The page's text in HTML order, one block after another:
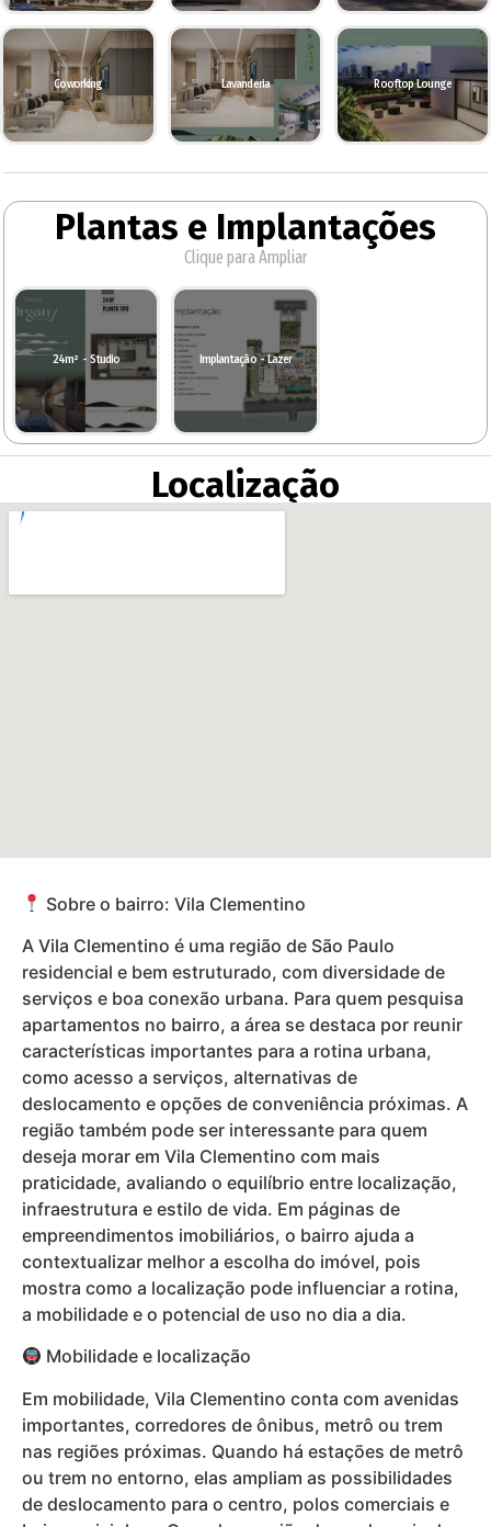
Coworking Lavanderia Rooftop Lounge
Plantas e Implantações
Clique para Ampliar
24m² - Studio Implantação - Lazer
Localização
Sobre o bairro: Vila Clementino
A Vila Clementino é uma região de São Paulo
residencial e bem estruturado, com diversidade de
serviços e boa conexão urbana. Para quem pesquisa
apartamentos no bairro, a área se destaca por reunir
características importantes para a rotina urbana,
como acesso a serviços, alternativas de
deslocamento e opções de conveniência próximas. A
região também pode ser interessante para quem
deseja morar em Vila Clementino com mais
praticidade, avaliando o equilíbrio entre localização,
infraestrutura e estilo de vida. Em páginas de
empreendimentos imobiliários, o bairro ajuda a
contextualizar melhor a escolha do imóvel, pois
mostra como a localização pode influenciar a rotina,
a mobilidade e o potencial de uso no dia a dia.
Mobilidade e localização
Em mobilidade, Vila Clementino conta com avenidas
importantes, corredores de ônibus, metrô ou trem
nas regiões próximas. Quando há estações de metrô
ou trem no entorno, elas ampliam as possibilidades
de deslocamento para o centro, polos comerciais e